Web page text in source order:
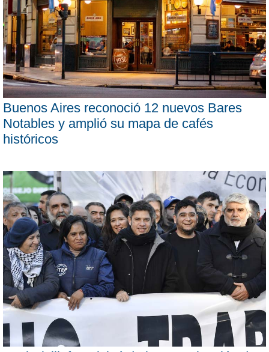
Buenos Aires reconoció 12 nuevos Bares
Notables y amplió su mapa de cafés
históricos